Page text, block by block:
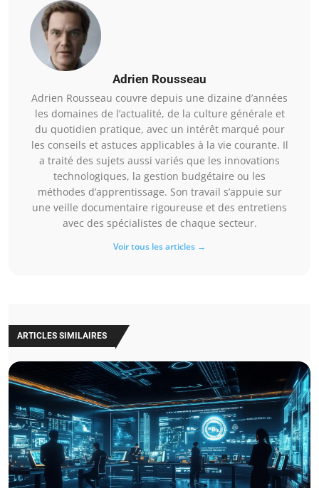
Adrien Rousseau
Adrien Rousseau couvre depuis une dizaine d’années
les domaines de l’actualité, de la culture générale et
du quotidien pratique, avec un intérêt marqué pour
les conseils et astuces applicables à la vie courante. Il
a traité des sujets aussi variés que les innovations
technologiques, la gestion budgétaire ou les
méthodes d’apprentissage. Son travail s’appuie sur
une veille documentaire rigoureuse et des entretiens
avec des spécialistes de chaque secteur.
Voir tous les articles →
ARTICLES SIMILAIRES